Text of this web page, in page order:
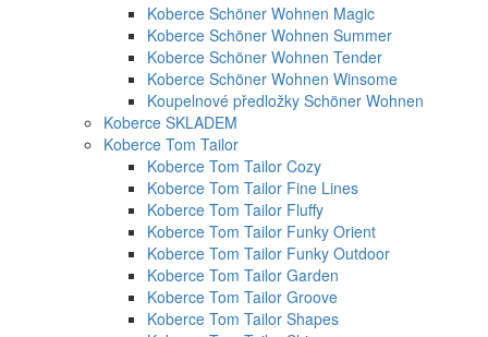
Koberce Schöner Wohnen Magic
Koberce Schöner Wohnen Summer
Koberce Schöner Wohnen Tender
Koberce Schöner Wohnen Winsome
Koupelnové předložky Schöner Wohnen
Koberce SKLADEM
Koberce Tom Tailor
Koberce Tom Tailor Cozy
Koberce Tom Tailor Fine Lines
Koberce Tom Tailor Fluffy
Koberce Tom Tailor Funky Orient
Koberce Tom Tailor Funky Outdoor
Koberce Tom Tailor Garden
Koberce Tom Tailor Groove
Koberce Tom Tailor Shapes